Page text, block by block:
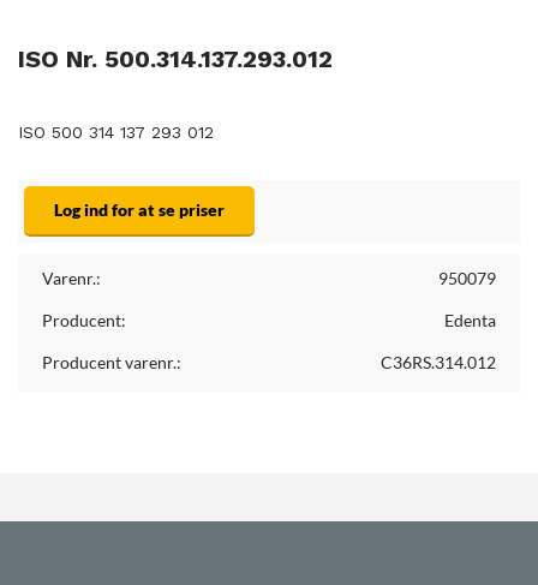
ISO Nr. 500.314.137.293.012
ISO 500 314 137 293 012
Log ind for at se priser
Varenr.: 950079
Producent: Edenta
Producent varenr.: C36RS.314.012